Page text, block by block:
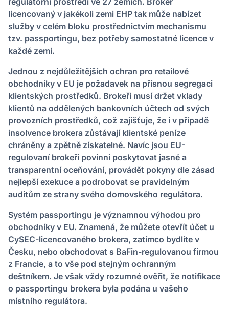
licencovaný v jakékoli zemi EHP tak může nabízet
služby v celém bloku prostřednictvím mechanismu
tzv. passportingu, bez potřeby samostatné licence v
každé zemi.
Jednou z nejdůležitějších ochran pro retailové
obchodníky v EU je požadavek na přísnou segregaci
klientských prostředků. Brokeři musí držet vklady
klientů na oddělených bankovních účtech od svých
provozních prostředků, což zajišťuje, že i v případě
insolvence brokera zůstávají klientské peníze
chráněny a zpětně získatelné. Navíc jsou EU-
regulovaní brokeři povinni poskytovat jasné a
transparentní oceňování, provádět pokyny dle zásad
nejlepší exekuce a podrobovat se pravidelným
auditům ze strany svého domovského regulátora.
Systém passportingu je významnou výhodou pro
obchodníky v EU. Znamená, že můžete otevřít účet u
CySEC-licencovaného brokera, zatímco bydlíte v
Česku, nebo obchodovat s BaFin-regulovanou firmou
z Francie, a to vše pod stejným ochranným
deštníkem. Je však vždy rozumné ověřit, že notifikace
o passportingu brokera byla podána u vašeho
místního regulátora.